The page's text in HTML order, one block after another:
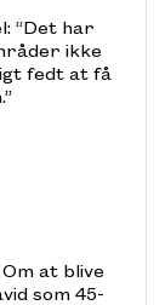
“Det har
ikke
fedt at få
at blive
som 45-